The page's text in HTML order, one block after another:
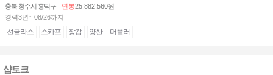
충북 청주시 흥덕구 연봉25,882,560원
경력3년↑ 08/26까지
선글라스 스카프 장갑 양산 머플러
샵토크